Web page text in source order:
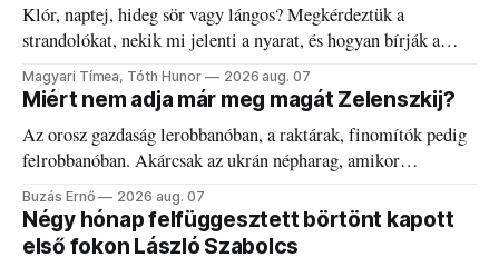
Klór, naptej, hideg sör vagy lángos? Megkérdeztük a
strandolókat, nekik mi jelenti a nyarat, és hogyan bírják a
kánikulát.
Magyari Tímea, Tóth Hunor 2026 aug. 07
Miért nem adja már meg magát Zelenszkij?
Az orosz gazdaság lerobbanóban, a raktárak, finomítók pedig
felrobbanóban. Akárcsak az ukrán népharag, amikor
elégedetlen vezetőivel.
Buzás Ernő 2026 aug. 07
Négy hónap felfüggesztett börtönt kapott
első fokon László Szabolcs